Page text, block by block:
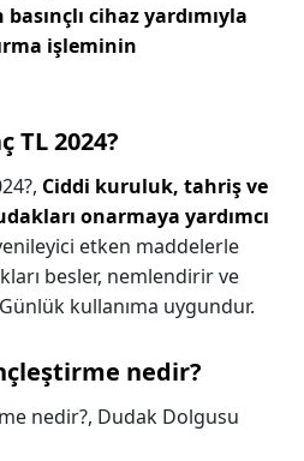
cihaz yardımıyla
işleminin
TL 2024?
Ciddi kuruluk, tahriş ve
onarmaya yardımcı
etken maddelerle
besler, nemlendirir ve
kullanıma uygundur.
nedir?
nedir?, Dudak Dolgusu